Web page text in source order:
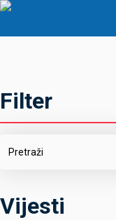
Vijesti
Filter